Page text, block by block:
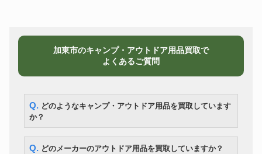
ティドーム L
18,200円
テント
東京クラフト モントープ オプシ
PANEL グレート ドゥーブル XL-
12,600円
スノーピーク TAKIBIタープオク
タ TP-430
トレッキングシューズ MONTURA YARU GTX 27.5cm 8,400円
加東市のキャンプ・アウトドア用品買取で
よくあるご質問
Q. どのようなキャンプ・アウトドア用品を買取しています
か？
Q. どのメーカーのアウトドア用品を買取していますか？